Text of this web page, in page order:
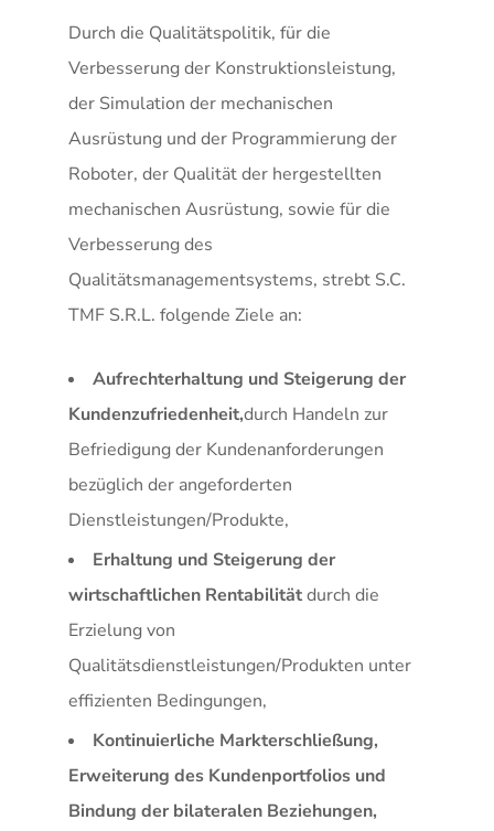
Durch die Qualitätspolitik, für die
Verbesserung der Konstruktionsleistung,
der Simulation der mechanischen
Ausrüstung und der Programmierung der
Roboter, der Qualität der hergestellten
mechanischen Ausrüstung, sowie für die
Verbesserung des
Qualitätsmanagementsystems, strebt S.C.
TMF S.R.L. folgende Ziele an:
Aufrechterhaltung und Steigerung der
Kundenzufriedenheit,durch Handeln zur
Befriedigung der Kundenanforderungen
bezüglich der angeforderten
Dienstleistungen/Produkte,
Erhaltung und Steigerung der
wirtschaftlichen Rentabilitätdurch die
Erzielung von
Qualitätsdienstleistungen/Produkten unter
effizienten Bedingungen,
Kontinuierliche Markterschließung,
Erweiterung des Kundenportfolios und
Bindung der bilateralen Beziehungen,